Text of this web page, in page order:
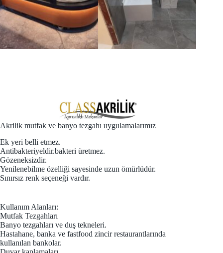
Akrilik mutfak ve banyo tezgahı uygulamalarımız
Ek yeri belli etmez.
Antibakteriyeldir.bakteri üretmez.
Gözeneksizdir.
Yenilenebilme özelliği sayesinde uzun ömürlüdür.
Sınırsız renk seçeneği vardır.
Kullanım Alanları:
Mutfak Tezgahları
Banyo tezgahları ve duş tekneleri.
Hastahane, banka ve fastfood zincir restaurantlarında
kullanılan bankolar.